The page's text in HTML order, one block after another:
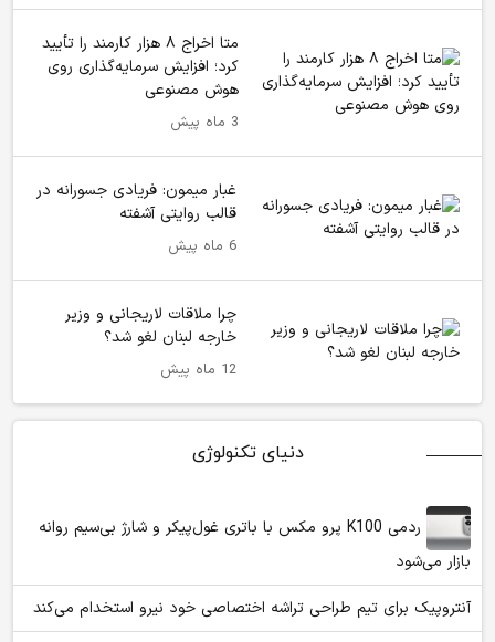
متا اخراج ۸ هزار کارمند را تأیید
کرد؛ افزایش سرمایه‌گذاری روی
هوش مصنوعی
3 ماه پیش
غبار میمون: فریادی جسورانه در
قالب روایتی آشفته
6 ماه پیش
چرا ملاقات لاریجانی و وزیر
خارجه لبنان لغو شد؟
12 ماه پیش
دنیای تکنولوژی
ردمی K100 پرو مکس با باتری غول‌پیکر و شارژ بی‌سیم روانه
بازار می‌شود
آنتروپیک برای تیم طراحی تراشه اختصاصی خود نیرو استخدام می‌کند